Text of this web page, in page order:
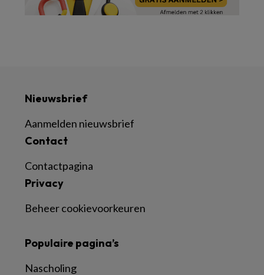
Nieuwsbrief
Aanmelden nieuwsbrief
Contact
Contactpagina
Privacy
Beheer cookievoorkeuren
Populaire pagina’s
Nascholing